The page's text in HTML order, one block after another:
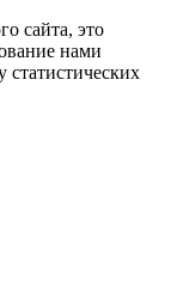
сайта, это
нами